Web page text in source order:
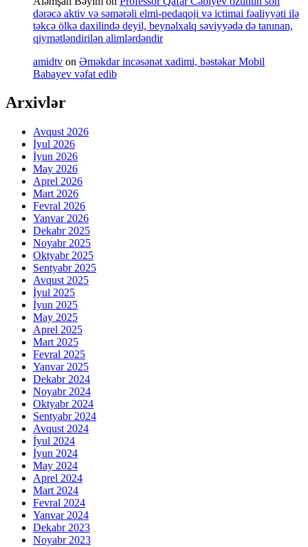
dərəcə aktiv və səmərəli elmi-pedaqoji və ictimai fəaliyyəti ilə
təkcə ölkə daxilində deyil, beynəlxalq səviyyədə də tanınan,
qiymətləndirilən alimlərdəndir
amidtv on Əməkdar incəsənət xadimi, bəstəkar Mobil
Babayev vəfat edib
Arxivlər
Avqust 2026
İyul 2026
İyun 2026
May 2026
Aprel 2026
Mart 2026
Fevral 2026
Yanvar 2026
Dekabr 2025
Noyabr 2025
Oktyabr 2025
Sentyabr 2025
Avqust 2025
İyul 2025
İyun 2025
May 2025
Aprel 2025
Mart 2025
Fevral 2025
Yanvar 2025
Dekabr 2024
Noyabr 2024
Oktyabr 2024
Sentyabr 2024
Avqust 2024
İyul 2024
İyun 2024
May 2024
Aprel 2024
Mart 2024
Fevral 2024
Yanvar 2024
Dekabr 2023
Noyabr 2023